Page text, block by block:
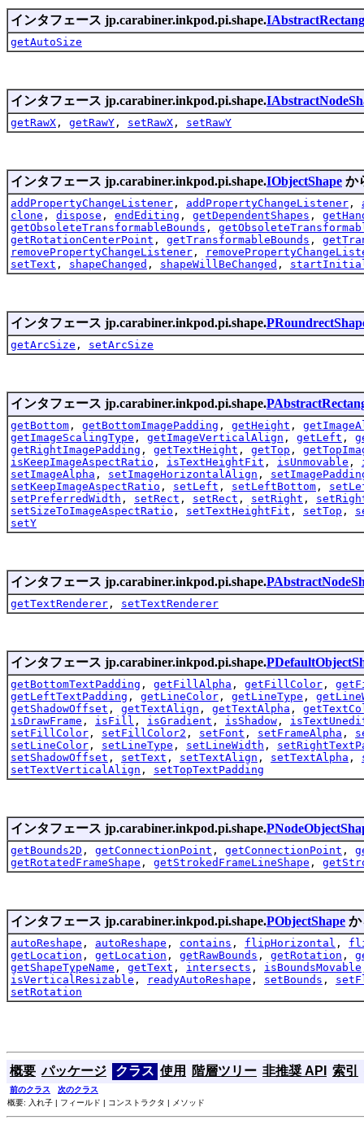
インタフェース jp.carabiner.inkpod.pi.shape.
getAutoSize
インタフェース jp.carabiner.inkpod.pi.shape.
getRawX , getRawY , setRawX , setRawY
インタフェース jp.carabiner.inkpod.pi.shape.IObjectShape か
addPropertyChangeListener , addPropertyChangeListener ,
clone , dispose , endEditing , getDependentShapes ,
getObsoleteTransformableBounds ,
getRotationCenterPoint , getTransformableBounds ,
removePropertyChangeListener ,
setText , shapeChanged , shapeWillBeChanged ,
インタフェース jp.carabiner.inkpod.pi.shape.
getArcSize , setArcSize
インタフェース jp.carabiner.inkpod.pi.shape.
getBottom , getBottomImagePadding , getHeight ,
getImageScalingType , getImageVerticalAlign , getLeft ,
getRightImagePadding , getTextHeight , getTop ,
isKeepImageAspectRatio , isTextHeightFit , isUnmovable ,
setImageAlpha , setImageHorizontalAlign ,
setKeepImageAspectRatio , setLeft , setLeftBottom ,
setPreferredWidth , setRect , setRect , setRight ,
setSizeToImageAspectRatio , setTextHeightFit , setTop ,
setY
インタフェース jp.carabiner.inkpod.pi.shape.
getTextRenderer , setTextRenderer
インタフェース jp.carabiner.inkpod.pi.shape.
getBottomTextPadding , getFillAlpha , getFillColor ,
getLeftTextPadding , getLineColor , getLineType ,
getShadowOffset , getTextAlign , getTextAlpha ,
isDrawFrame , isFill , isGradient , isShadow ,
setFillColor , setFillColor2 , setFont , setFrameAlpha ,
setLineColor , setLineType , setLineWidth ,
setShadowOffset , setText , setTextAlign , setTextAlpha ,
setTextVerticalAlign , setTopTextPadding
インタフェース jp.carabiner.inkpod.pi.shape.
getBounds2D , getConnectionPoint , getConnectionPoint ,
getRotatedFrameShape , getStrokedFrameLineShape ,
インタフェース jp.carabiner.inkpod.pi.shape.PObjectShape か
autoReshape , autoReshape , contains , flipHorizontal ,
getLocation , getLocation , getRawBounds , getRotation ,
getShapeTypeName , getText , intersects , isBoundsMovable
isVerticalResizable , readyAutoReshape , setBounds ,
setRotation
概要 パッケージ クラス 使用 階層ツリー 非推奨 API 索引
前のクラス
次のクラス
概要: 入れ子 | フィールド | コンストラクタ | メソッド